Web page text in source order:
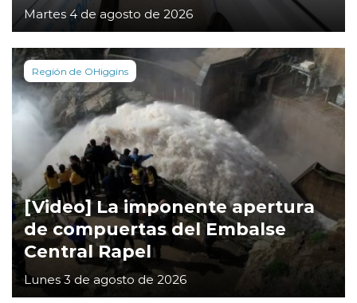
Martes 4 de agosto de 2026
Región de OHiggins
[Video] La imponente apertura
de compuertas del Embalse
Central Rapel
Lunes 3 de agosto de 2026